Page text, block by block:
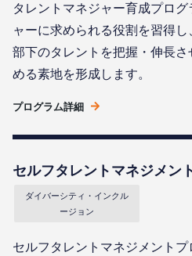
タレントマネジャー育成プロ
ャーに求められる役割を習得し
部下のタレントを把握・伸⻑
める素地を形成します。
プログラム詳細
セルフタレントマネジメン
ダイバーシティ・インクル
ージョン
セルフタレントマネジメント